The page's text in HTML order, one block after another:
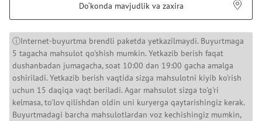
Do‘konda mavjudlik va zaxira
ⓘInternet-buyurtma brendli paketda yetkazilmaydi. Buyurtmaga
5 tagacha mahsulot qo'shish mumkin. Yetkazib berish faqat
dushanbadan jumagacha, soat 10:00 dan 19:00 gacha amalga
oshiriladi. Yetkazib berish vaqtida sizga mahsulotni kiyib ko'rish
uchun 15 daqiqa vaqt beriladi. Agar mahsulot sizga to'g'ri
kelmasa, to'lov qilishdan oldin uni kuryerga qaytarishingiz kerak.
Buyurtmadagi barcha mahsulotlardan voz kechishingiz mumkin,